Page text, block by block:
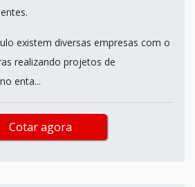
existem diversas empresas com o
realizando projetos de
enta...
Cotar agora